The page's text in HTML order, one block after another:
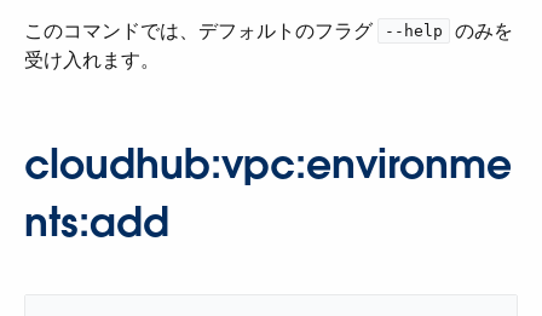
このコマンドでは、デフォルトのフラグ ​ --help
​ のみを
受け入れます。
cloudhub:vpc:environme
nts:add